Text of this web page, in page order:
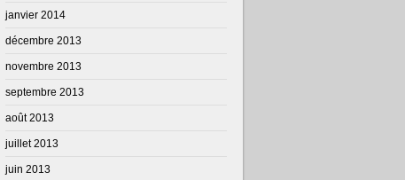
janvier 2014
décembre 2013
novembre 2013
septembre 2013
août 2013
juillet 2013
juin 2013